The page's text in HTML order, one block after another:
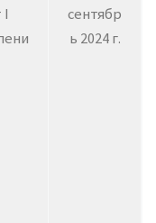
I
сентябр
ь 2024 г.